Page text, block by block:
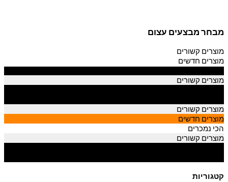
מבחר מבצעים עצום
מוצרים קשורים
מוצרים חדשים
מוצרים קשורים
מוצרים קשורים
מוצרים חדשים
הכי נמכרים
מוצרים קשורים
קטגוריות